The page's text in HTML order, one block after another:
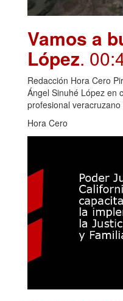
Vamos a
López.
Redacción Hora Cero
Ángel Sinuhé López en
profesional
Hora Cero